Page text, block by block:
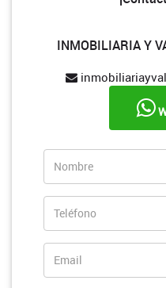
INMOBILIARIA Y